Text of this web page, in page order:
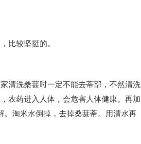
比较坚挺的。
清洗桑葚时一定不能去蒂部，不然清洗
农药进入人体，会危害人体健康。再加
。淘米水倒掉，去掉桑葚蒂。用清水再